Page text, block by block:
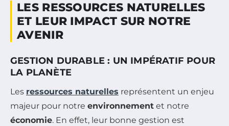
LES RESSOURCES NATURELLES
ET LEUR IMPACT SUR NOTRE
AVENIR
GESTION DURABLE : UN IMPÉRATIF POUR
LA PLANÈTE
Les ressources naturelles représentent un enjeu
majeur pour notre environnement et notre
économie. En effet, leur bonne gestion est